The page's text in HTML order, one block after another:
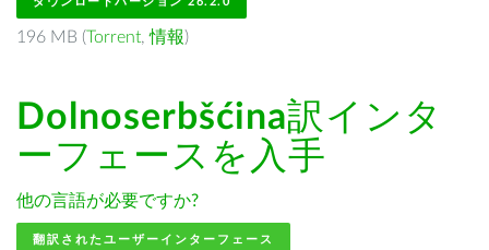
196 MB (Torrent,情報)
Dolnoserbšćina訳インタ
ーフェースを入手
他の言語が必要ですか?
翻訳されたユーザーインターフェース